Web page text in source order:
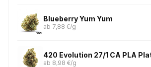
Blueberry Yum Yum
ab 7,88 €/g
ab 8,98 €/g